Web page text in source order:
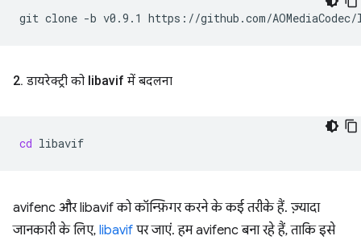
git clone -b v0.9.1
2. डायरेक्ट्री को libavif में बदलना
cd
avifenc और libavif को कॉन्फ़िगर करने के कई तरीके हैं. ज़्यादा
जानकारी के लिए, libavif पर जाएं. हम avifenc बना रहे हैं, ताकि इसे